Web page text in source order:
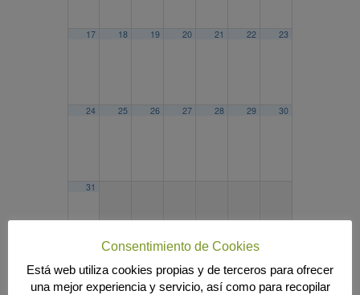
17 18 19 20 21 22 23
24 25 26 27 28 29 30
31
2023 FEB ABR 2025
Consentimiento de Cookies
Está web utiliza cookies propias y de terceros para ofrecer
una mejor experiencia y servicio, así como para recopilar